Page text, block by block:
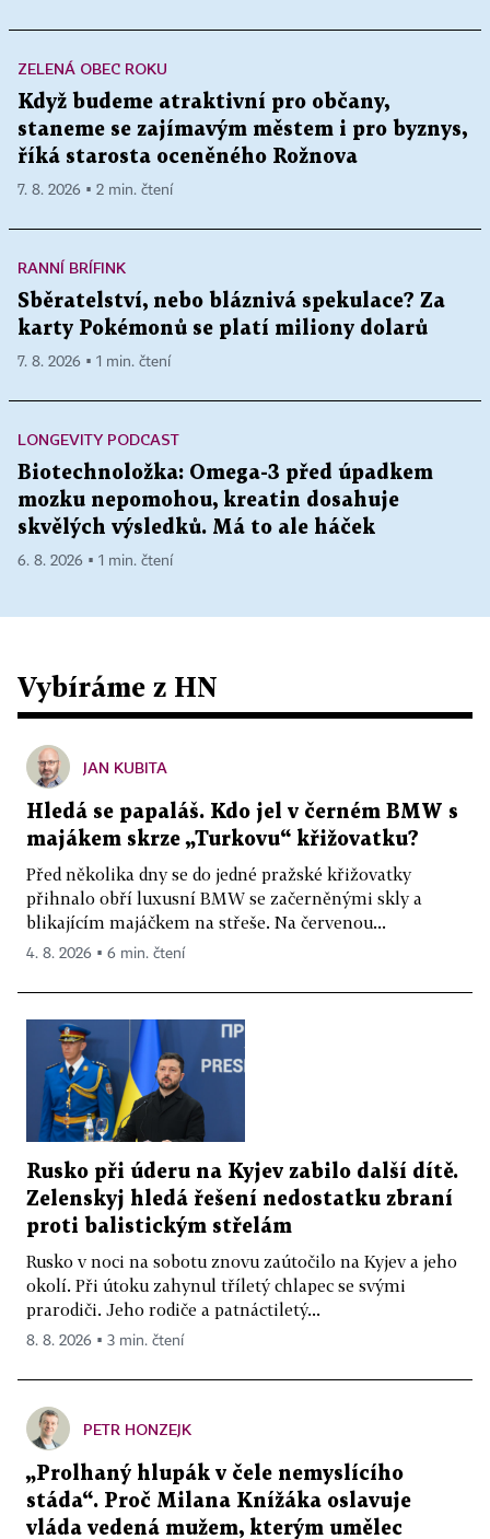
ZELENÁ OBEC ROKU
Když budeme atraktivní pro občany,
staneme se zajímavým městem i pro byznys,
říká starosta oceněného Rožnova
7. 8. 2026 ▪ 2 min. čtení
RANNÍ BRÍFINK
Sběratelství, nebo bláznivá spekulace? Za
karty Pokémonů se platí miliony dolarů
7. 8. 2026 ▪ 1 min. čtení
LONGEVITY PODCAST
Biotechnoložka: Omega-3 před úpadkem
mozku nepomohou, kreatin dosahuje
skvělých výsledků. Má to ale háček
6. 8. 2026 ▪ 1 min. čtení
Vybíráme z HN
JAN KUBITA
Hledá se papaláš. Kdo jel v černém BMW s
majákem skrze „Turkovu“ křižovatku?
Před několika dny se do jedné pražské křižovatky
přihnalo obří luxusní BMW se začerněnými skly a
blikajícím majáčkem na střeše. Na červenou...
4. 8. 2026 ▪ 6 min. čtení
Rusko při úderu na Kyjev zabilo další dítě.
Zelenskyj hledá řešení nedostatku zbraní
proti balistickým střelám
Rusko v noci na sobotu znovu zaútočilo na Kyjev a jeho
okolí. Při útoku zahynul tříletý chlapec se svými
prarodiči. Jeho rodiče a patnáctiletý...
8. 8. 2026 ▪ 3 min. čtení
PETR HONZEJK
„Prolhaný hlupák v čele nemyslícího
stáda“. Proč Milana Knížáka oslavuje
vláda vedená mužem, kterým umělec